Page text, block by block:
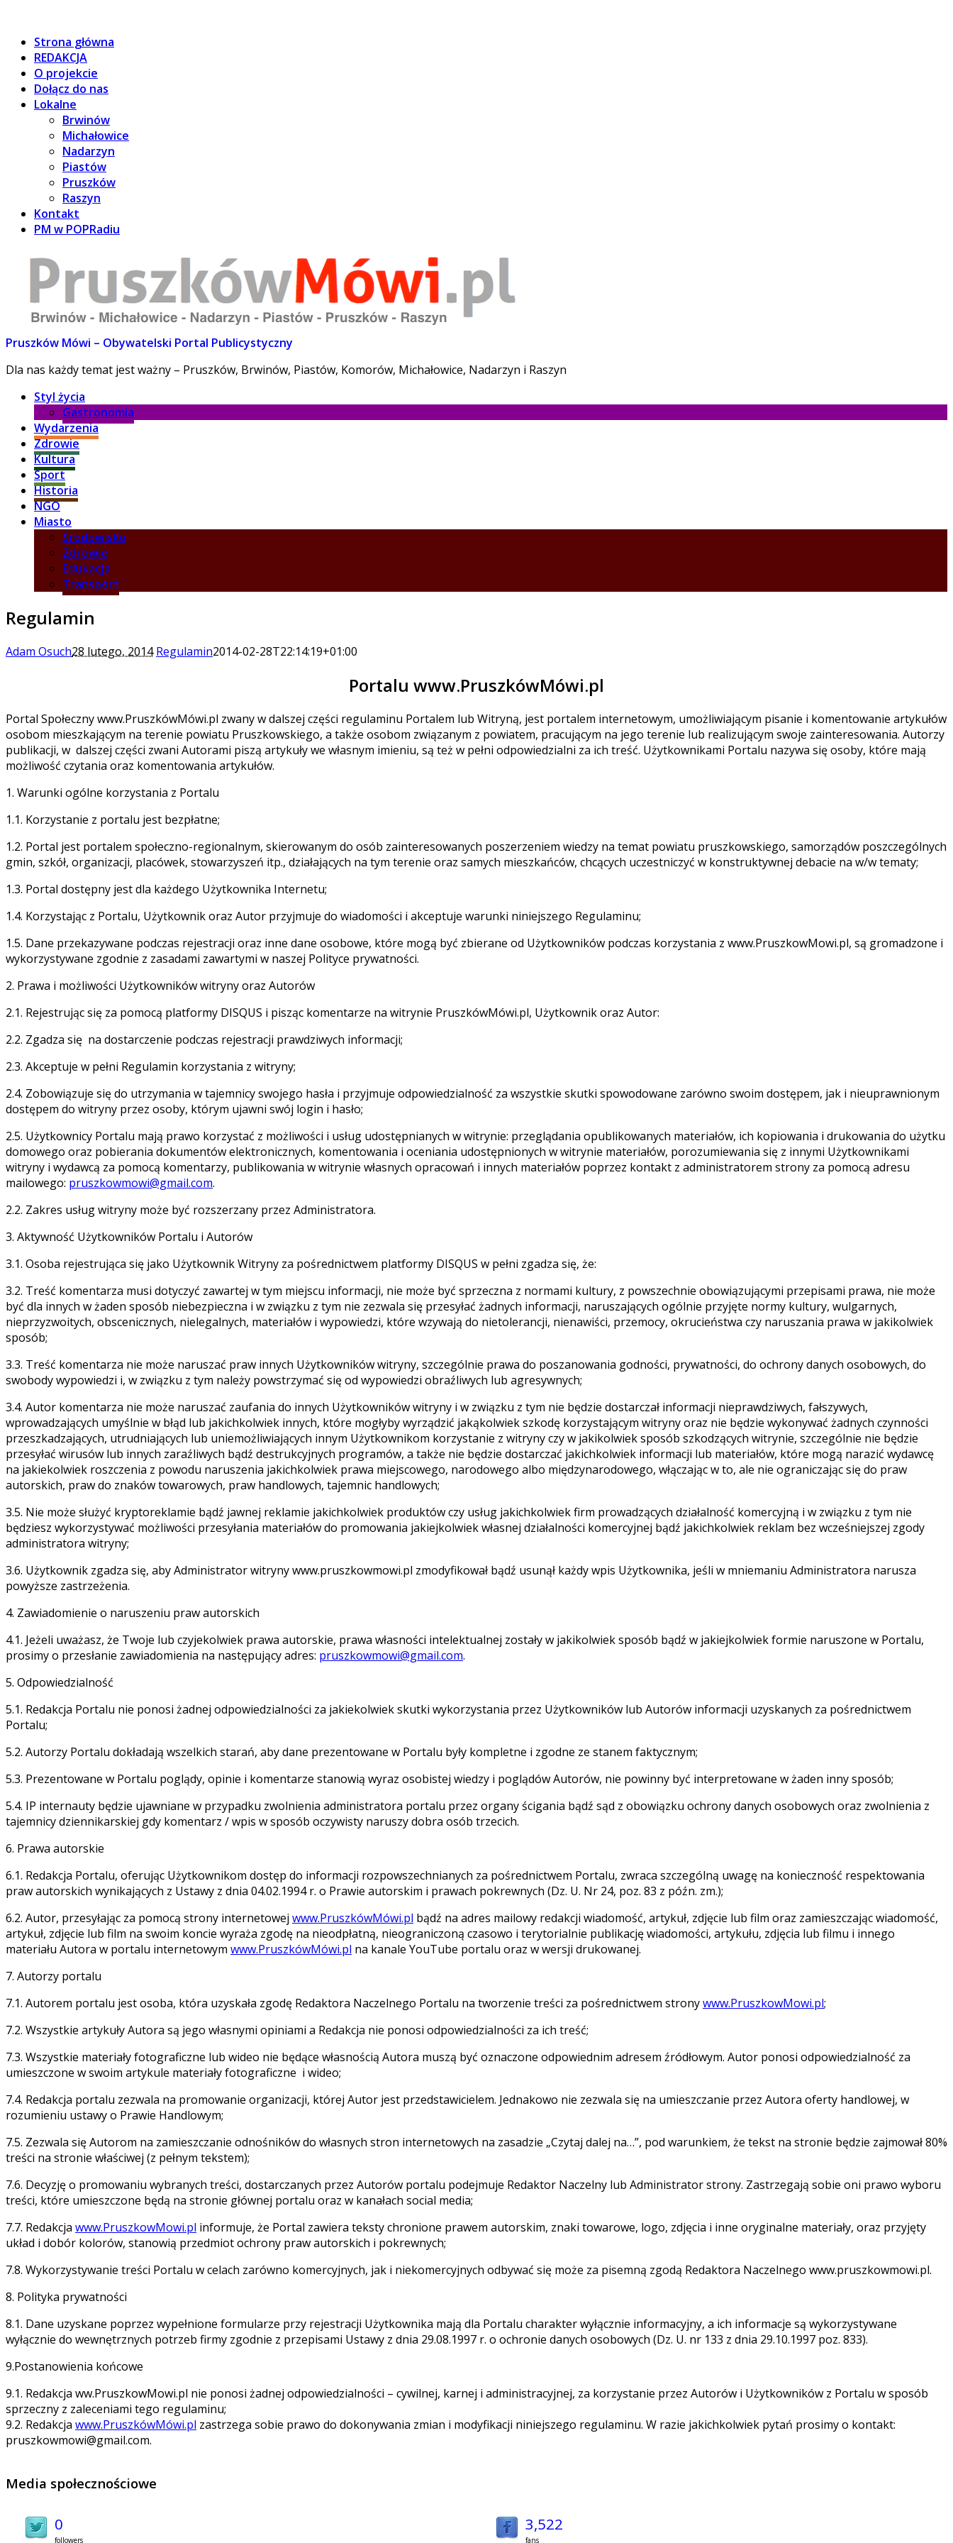
Strona główna
REDAKCJA
O projekcie
Dołącz do nas
Lokalne
Brwinów
Michałowice
Nadarzyn
Piastów
Pruszków
Raszyn
Kontakt
PM w POPRadiu
Pruszków Mówi – Obywatelski Portal Publicystyczny
Dla nas każdy temat jest ważny – Pruszków, Brwinów, Piastów, Komorów, Michałowice, Nadarzyn i Raszyn
Styl życia
Gastronomia
Wydarzenia
Zdrowie
Kultura
Sport
Historia
NGO
Miasto
Środowisko
Zdrowie
Edukacja
Transport
Regulamin
Adam Osuch28 lutego, 2014 Regulamin2014-02-28T22:14:19+01:00
Portalu www.PruszkówMówi.pl
Portal Społeczny www.PruszkówMówi.pl zwany w dalszej części regulaminu Portalem lub Witryną, jest portalem internetowym, umożliwiającym pisanie i komentowanie artykułów
osobom mieszkającym na terenie powiatu Pruszkowskiego, a także osobom związanym z powiatem, pracującym na jego terenie lub realizującym swoje zainteresowania. Autorzy
publikacji, w dalszej części zwani Autorami piszą artykuły we własnym imieniu, są też w pełni odpowiedzialni za ich treść. Użytkownikami Portalu nazywa się osoby, które mają
możliwość czytania oraz komentowania artykułów.
1. Warunki ogólne korzystania z Portalu
1.1. Korzystanie z portalu jest bezpłatne;
1.2. Portal jest portalem społeczno-regionalnym, skierowanym do osób zainteresowanych poszerzeniem wiedzy na temat powiatu pruszkowskiego, samorządów poszczególnych
gmin, szkół, organizacji, placówek, stowarzyszeń itp., działających na tym terenie oraz samych mieszkańców, chcących uczestniczyć w konstruktywnej debacie na w/w tematy;
1.3. Portal dostępny jest dla każdego Użytkownika Internetu;
1.4. Korzystając z Portalu, Użytkownik oraz Autor przyjmuje do wiadomości i akceptuje warunki niniejszego Regulaminu;
1.5. Dane przekazywane podczas rejestracji oraz inne dane osobowe, które mogą być zbierane od Użytkowników podczas korzystania z www.PruszkowMowi.pl, są gromadzone i
wykorzystywane zgodnie z zasadami zawartymi w naszej Polityce prywatności.
2. Prawa i możliwości Użytkowników witryny oraz Autorów
2.1. Rejestrując się za pomocą platformy DISQUS i pisząc komentarze na witrynie PruszkówMówi.pl, Użytkownik oraz Autor:
2.2. Zgadza się na dostarczenie podczas rejestracji prawdziwych informacji;
2.3. Akceptuje w pełni Regulamin korzystania z witryny;
2.4. Zobowiązuje się do utrzymania w tajemnicy swojego hasła i przyjmuje odpowiedzialność za wszystkie skutki spowodowane zarówno swoim dostępem, jak i nieuprawnionym
dostępem do witryny przez osoby, którym ujawni swój login i hasło;
2.5. Użytkownicy Portalu mają prawo korzystać z możliwości i usług udostępnianych w witrynie: przeglądania opublikowanych materiałów, ich kopiowania i drukowania do użytku
domowego oraz pobierania dokumentów elektronicznych, komentowania i oceniania udostępnionych w witrynie materiałów, porozumiewania się z innymi Użytkownikami
witryny i wydawcą za pomocą komentarzy, publikowania w witrynie własnych opracowań i innych materiałów poprzez kontakt z administratorem strony za pomocą adresu
mailowego: pruszkowmowi@gmail.com.
2.2. Zakres usług witryny może być rozszerzany przez Administratora.
3. Aktywność Użytkowników Portalu i Autorów
3.1. Osoba rejestrująca się jako Użytkownik Witryny za pośrednictwem platformy DISQUS w pełni zgadza się, że:
3.2. Treść komentarza musi dotyczyć zawartej w tym miejscu informacji, nie może być sprzeczna z normami kultury, z powszechnie obowiązującymi przepisami prawa, nie może
być dla innych w żaden sposób niebezpieczna i w związku z tym nie zezwala się przesyłać żadnych informacji, naruszających ogólnie przyjęte normy kultury, wulgarnych,
nieprzyzwoitych, obscenicznych, nielegalnych, materiałów i wypowiedzi, które wzywają do nietolerancji, nienawiści, przemocy, okrucieństwa czy naruszania prawa w jakikolwiek
sposób;
3.3. Treść komentarza nie może naruszać praw innych Użytkowników witryny, szczególnie prawa do poszanowania godności, prywatności, do ochrony danych osobowych, do
swobody wypowiedzi i, w związku z tym należy powstrzymać się od wypowiedzi obraźliwych lub agresywnych;
3.4. Autor komentarza nie może naruszać zaufania do innych Użytkowników witryny i w związku z tym nie będzie dostarczał informacji nieprawdziwych, fałszywych,
wprowadzających umyślnie w błąd lub jakichkolwiek innych, które mogłyby wyrządzić jakąkolwiek szkodę korzystającym witryny oraz nie będzie wykonywać żadnych czynności
przeszkadzających, utrudniających lub uniemożliwiających innym Użytkownikom korzystanie z witryny czy w jakikolwiek sposób szkodzących witrynie, szczególnie nie będzie
przesyłać wirusów lub innych zaraźliwych bądź destrukcyjnych programów, a także nie będzie dostarczać jakichkolwiek informacji lub materiałów, które mogą narazić wydawcę
na jakiekolwiek roszczenia z powodu naruszenia jakichkolwiek prawa miejscowego, narodowego albo międzynarodowego, włączając w to, ale nie ograniczając się do praw
autorskich, praw do znaków towarowych, praw handlowych, tajemnic handlowych;
3.5. Nie może służyć kryptoreklamie bądź jawnej reklamie jakichkolwiek produktów czy usług jakichkolwiek firm prowadzących działalność komercyjną i w związku z tym nie
będziesz wykorzystywać możliwości przesyłania materiałów do promowania jakiejkolwiek własnej działalności komercyjnej bądź jakichkolwiek reklam bez wcześniejszej zgody
administratora witryny;
3.6. Użytkownik zgadza się, aby Administrator witryny www.pruszkowmowi.pl zmodyfikował bądź usunął każdy wpis Użytkownika, jeśli w mniemaniu Administratora narusza
powyższe zastrzeżenia.
4. Zawiadomienie o naruszeniu praw autorskich
4.1. Jeżeli uważasz, że Twoje lub czyjekolwiek prawa autorskie, prawa własności intelektualnej zostały w jakikolwiek sposób bądź w jakiejkolwiek formie naruszone w Portalu,
prosimy o przesłanie zawiadomienia na następujący adres: pruszkowmowi@gmail.com.
5. Odpowiedzialność
5.1. Redakcja Portalu nie ponosi żadnej odpowiedzialności za jakiekolwiek skutki wykorzystania przez Użytkowników lub Autorów informacji uzyskanych za pośrednictwem
Portalu;
5.2. Autorzy Portalu dokładają wszelkich starań, aby dane prezentowane w Portalu były kompletne i zgodne ze stanem faktycznym;
5.3. Prezentowane w Portalu poglądy, opinie i komentarze stanowią wyraz osobistej wiedzy i poglądów Autorów, nie powinny być interpretowane w żaden inny sposób;
5.4. IP internauty będzie ujawniane w przypadku zwolnienia administratora portalu przez organy ścigania bądź sąd z obowiązku ochrony danych osobowych oraz zwolnienia z
tajemnicy dziennikarskiej gdy komentarz / wpis w sposób oczywisty naruszy dobra osób trzecich.
6. Prawa autorskie
6.1. Redakcja Portalu, oferując Użytkownikom dostęp do informacji rozpowszechnianych za pośrednictwem Portalu, zwraca szczególną uwagę na konieczność respektowania
praw autorskich wynikających z Ustawy z dnia 04.02.1994 r. o Prawie autorskim i prawach pokrewnych (Dz. U. Nr 24, poz. 83 z późn. zm.);
6.2. Autor, przesyłając za pomocą strony internetowej www.PruszkówMówi.pl bądź na adres mailowy redakcji wiadomość, artykuł, zdjęcie lub film oraz zamieszczając wiadomość,
artykuł, zdjęcie lub film na swoim koncie wyraża zgodę na nieodpłatną, nieograniczoną czasowo i terytorialnie publikację wiadomości, artykułu, zdjęcia lub filmu i innego
materiału Autora w portalu internetowym www.PruszkówMówi.pl na kanale YouTube portalu oraz w wersji drukowanej.
7. Autorzy portalu
7.1. Autorem portalu jest osoba, która uzyskała zgodę Redaktora Naczelnego Portalu na tworzenie treści za pośrednictwem stronywww.PruszkowMowi.pl;
7.2. Wszystkie artykuły Autora są jego własnymi opiniami a Redakcja nie ponosi odpowiedzialności za ich treść;
7.3. Wszystkie materiały fotograficzne lub wideo nie będące własnością Autora muszą być oznaczone odpowiednim adresem źródłowym. Autor ponosi odpowiedzialność za
umieszczone w swoim artykule materiały fotograficzne i wideo;
7.4. Redakcja portalu zezwala na promowanie organizacji, której Autor jest przedstawicielem. Jednakowo nie zezwala się na umieszczanie przez Autora oferty handlowej, w
rozumieniu ustawy o Prawie Handlowym;
7.5. Zezwala się Autorom na zamieszczanie odnośników do własnych stron internetowych na zasadzie „Czytaj dalej na…”, pod warunkiem, że tekst na stronie będzie zajmował 80%
treści na stronie właściwej (z pełnym tekstem);
7.6. Decyzję o promowaniu wybranych treści, dostarczanych przez Autorów portalu podejmuje Redaktor Naczelny lub Administrator strony. Zastrzegają sobie oni prawo wyboru
treści, które umieszczone będą na stronie głównej portalu oraz w kanałach social media;
7.7. Redakcja www.PruszkowMowi.pl informuje, że Portal zawiera teksty chronione prawem autorskim, znaki towarowe, logo, zdjęcia i inne oryginalne materiały, oraz przyjęty
układ i dobór kolorów, stanowią przedmiot ochrony praw autorskich i pokrewnych;
7.8. Wykorzystywanie treści Portalu w celach zarówno komercyjnych, jak i niekomercyjnych odbywać się może za pisemną zgodą Redaktora Naczelnego www.pruszkowmowi.pl.
8. Polityka prywatności
8.1. Dane uzyskane poprzez wypełnione formularze przy rejestracji Użytkownika mają dla Portalu charakter wyłącznie informacyjny, a ich informacje są wykorzystywane
wyłącznie do wewnętrznych potrzeb firmy zgodnie z przepisami Ustawy z dnia 29.08.1997 r. o ochronie danych osobowych (Dz. U. nr 133 z dnia 29.10.1997 poz. 833).
9.Postanowienia końcowe
9.1. Redakcja ww.PruszkowMowi.pl nie ponosi żadnej odpowiedzialności – cywilnej, karnej i administracyjnej, za korzystanie przez Autorów i Użytkowników z Portalu w sposób
sprzeczny z zaleceniami tego regulaminu;
9.2. Redakcja www.PruszkówMówi.pl zastrzega sobie prawo do dokonywania zmian i modyfikacji niniejszego regulaminu. W razie jakichkolwiek pytań prosimy o kontakt:
pruszkowmowi@gmail.com.
Media społecznościowe
0
followers
3,522
fans